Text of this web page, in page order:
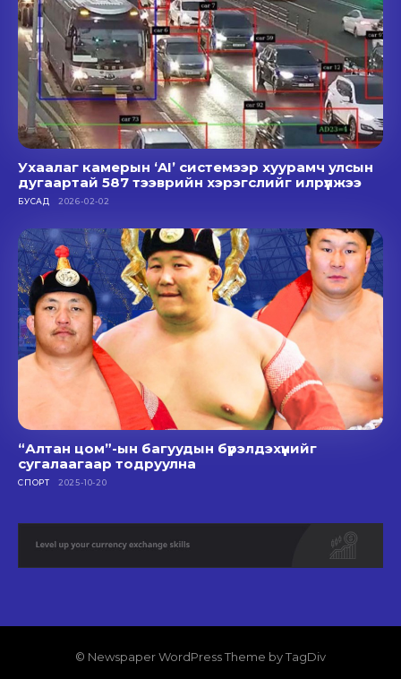
Ухаалаг камерын ‘AI’ системээр хуурамч улсын
дугаартай 587 тээврийн хэрэгслийг илрүүлжээ
БУСАД 2026-02-02
“Алтан цом”-ын багуудын бүрэлдэхүүнийг
сугалаагаар тодруулна
СПОРТ 2025-10-20
© Newspaper WordPress Theme by TagDiv